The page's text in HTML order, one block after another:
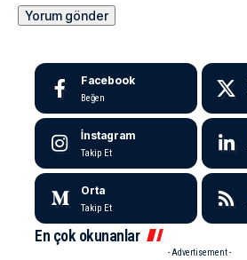
Facebook
Beğen
İnstagram
Takip Et
Orta
Takip Et
En çok okunanlar
- Advertisement -